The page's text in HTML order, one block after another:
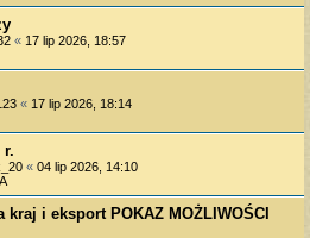
« 17 lip 2026, 18:57
« 17 lip 2026, 18:14
r.
« 04 lip 2026, 14:10
i eksport POKAZ MOŻLIWOŚCI